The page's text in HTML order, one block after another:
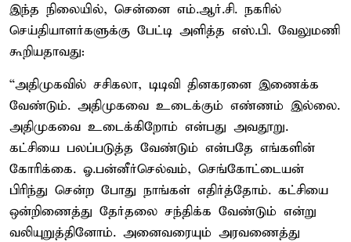
இந்த நிலையில், சென்னை எம்.ஆர்.சி. நகரில்
செய்தியாளர்களுக்கு பேட்டி அளித்த எஸ்.பி. வேலுமணி
கூறியதாவது:
“அதிமுகவில் சசிகலா, டிடிவி தினகரனை இணைக்க
வேண்டும். அதிமுகவை உடைக்கும் எண்ணம் இல்லை.
அதிமுகவை உடைக்கிறோம் என்பது அவதூறு.
கட்சியை பலப்படுத்த வேண்டும் என்பதே எங்களின்
கோரிக்கை. ஓ.பன்னீர்செல்வம், செங்கோட்டையன்
பிரிந்து சென்ற போது நாங்கள் எதிர்த்தோம். கட்சியை
ஒன்றிணைத்து தேர்தலை சந்திக்க வேண்டும் என்று
வலியுறுத்தினோம். அனைவரையும் அரவணைத்து